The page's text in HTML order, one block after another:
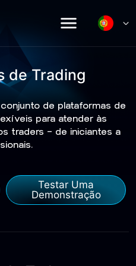
de Trading
de plataformas de
para atender às
traders — de iniciantes a
Testar Uma
Demonstração